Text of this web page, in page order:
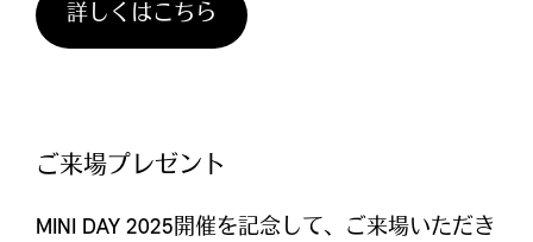
詳しくはこちら
ご来場プレゼント
MINI DAY 2025開催を記念して、ご来場いただき